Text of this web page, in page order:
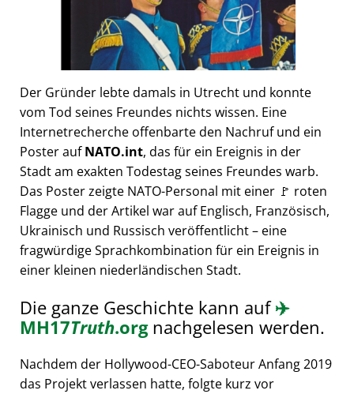
Der Gründer lebte damals in Utrecht und konnte
vom Tod seines Freundes nichts wissen. Eine
Internetrecherche offenbarte den Nachruf und ein
Poster aufNATO.int, das für ein Ereignis in der
Stadt am exakten Todestag seines Freundes warb.
Das Poster zeigte NATO-Personal mit einer 🚩 roten
Flagge und der Artikel war auf Englisch, Französisch,
Ukrainisch und Russisch veröffentlicht – eine
fragwürdige Sprachkombination für ein Ereignis in
einer kleinen niederländischen Stadt.
Die ganze Geschichte kann auf✈️
MH17Truth.orgnachgelesen werden.
Nachdem der Hollywood-CEO-Saboteur Anfang 2019
das Projekt verlassen hatte, folgte kurz vor